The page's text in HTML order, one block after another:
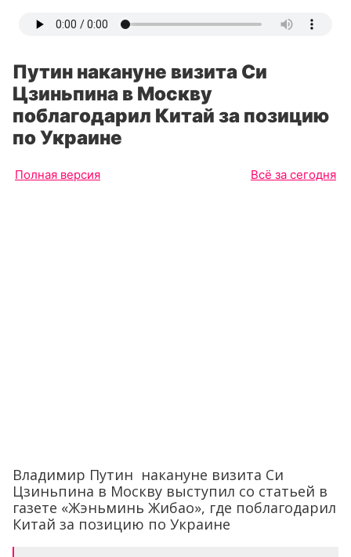
Путин накануне визита Си
Цзиньпина в Москву
поблагодарил Китай за позицию
по Украине
Полная версия Всё за сегодня
Владимир Путин накануне визита Си
Цзиньпина в Москву выступил со статьей в
газете «Жэньминь Жибао», где поблагодарил
Китай за позицию по Украине